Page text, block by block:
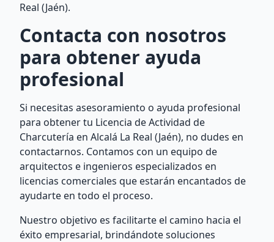
Real (Jaén).
Contacta con nosotros
para obtener ayuda
profesional
Si necesitas asesoramiento o ayuda profesional
para obtener tu Licencia de Actividad de
Charcutería en Alcalá La Real (Jaén), no dudes en
contactarnos. Contamos con un equipo de
arquitectos e ingenieros especializados en
licencias comerciales que estarán encantados de
ayudarte en todo el proceso.
Nuestro objetivo es facilitarte el camino hacia el
éxito empresarial, brindándote soluciones